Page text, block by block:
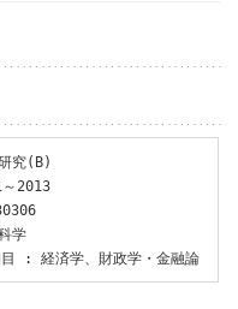
究(B)
2013
学
目 : 経済学、財政学・金融論